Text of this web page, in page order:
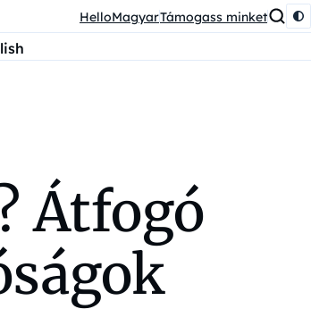
HelloMagyarTámogass minket
Átfogó